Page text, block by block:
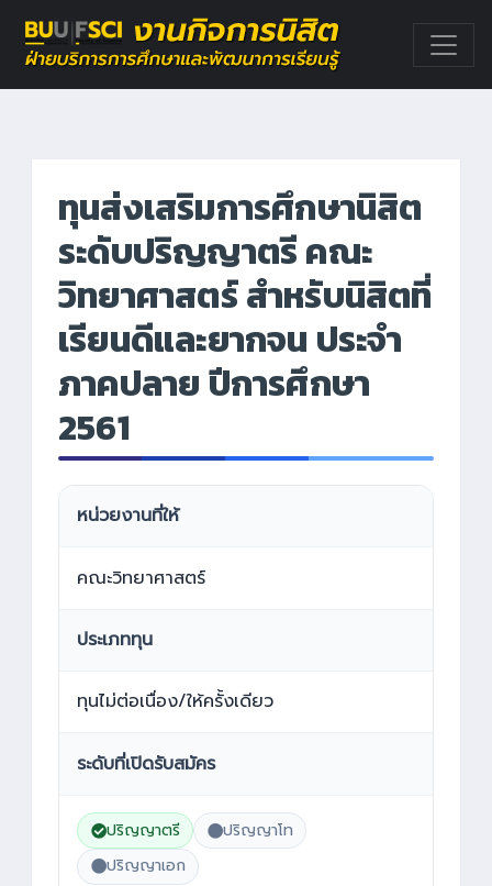
ทุนส่งเสริมการศึกษานิสิต
ระดับปริญญาตรี คณะ
วิทยาศาสตร์ สำหรับนิสิตที่
เรียนดีและยากจน ประจำ
ภาคปลาย ปีการศึกษา
2561
หน่วยงานที่ให้
คณะวิทยาศาสตร์
ประเภททุน
ทุนไม่ต่อเนื่อง/ให้ครั้งเดียว
ระดับที่เปิดรับสมัคร
ปริญญาตรี
ปริญญาโท
ปริญญาเอก